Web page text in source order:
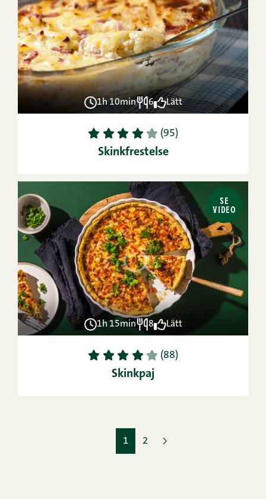
1h 10min 6 Lätt
1 2 3 4 5 (95)
Skinkfrestelse
SE
VIDEO
1h 15min 8 Lätt
1 2 3 4 5 (88)
Skinkpaj
1 2